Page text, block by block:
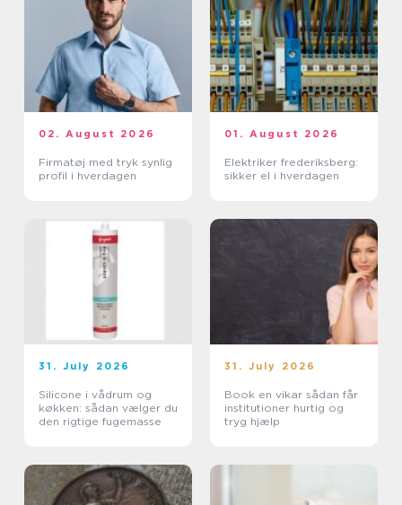
02. August 2026
Firmatøj med tryk synlig
profil i hverdagen
01. August 2026
Elektriker frederiksberg:
sikker el i hverdagen
31. July 2026
Silicone i vådrum og
køkken: sådan vælger du
den rigtige fugemasse
31. July 2026
Book en vikar sådan får
institutioner hurtig og
tryg hjælp